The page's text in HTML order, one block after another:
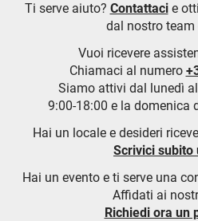
Ti serve aiuto? Contattacie
dal nostro team
Vuoi ricevere
Chiamaci al numero
Siamo attivi dal lunedì
9:00-18:00 e la domenica
Hai un locale e desideri
Scrivici subito
Hai un evento e ti serve una
Affidati ai
Richiedi ora un